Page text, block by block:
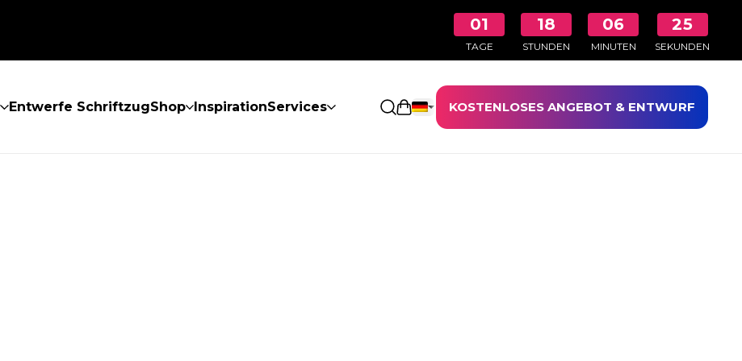
01
TAGE
18
STUNDEN
06
MINUTEN
24
SEKUNDEN
Entwerfe SchriftzugShop InspirationServices Einkaufswagen öffnen
KOSTENLOSES ANGEBOT & ENTWURF